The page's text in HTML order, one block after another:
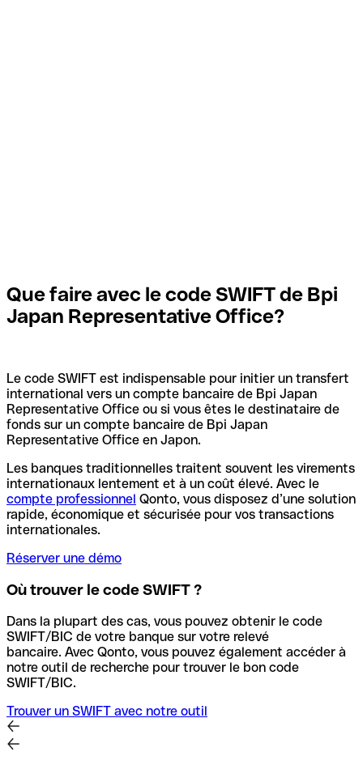
Que faire avec le code SWIFT de Bpi
Japan Representative Office?
Le code SWIFT est indispensable pour initier un transfert
international vers un compte bancaire de Bpi Japan
Representative Office ou si vous êtes le destinataire de
fonds sur un compte bancaire de Bpi Japan
Representative Office en Japon.
Les banques traditionnelles traitent souvent les virements
internationaux lentement et à un coût élevé. Avec le
compte professionnel Qonto, vous disposez d’une solution
rapide, économique et sécurisée pour vos transactions
internationales.
Réserver une démo
Où trouver le code SWIFT ?
Dans la plupart des cas, vous pouvez obtenir le code
SWIFT/BIC de votre banque sur votre relevé
bancaire. Avec Qonto, vous pouvez également accéder à
notre outil de recherche pour trouver le bon code
SWIFT/BIC.
Trouver un SWIFT avec notre outil